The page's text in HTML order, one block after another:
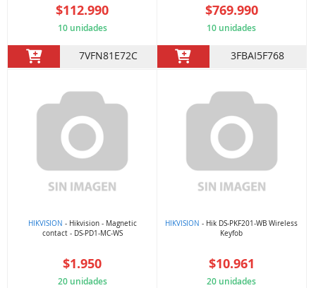
$112.990
10 unidades
7VFN81E72C
$769.990
10 unidades
3FBAI5F768
HIKVISION - Hikvision - Magnetic
contact - DS-PD1-MC-WS
$1.950
20 unidades
HIKVISION - Hik DS-PKF201-WB Wireless
Keyfob
$10.961
20 unidades